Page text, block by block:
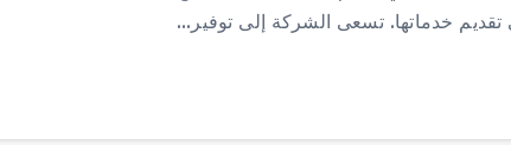
تقديم خدماتها. تسعى الشركة إلى توفير…